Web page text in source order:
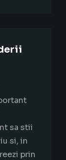
sa stii
si, in
prin